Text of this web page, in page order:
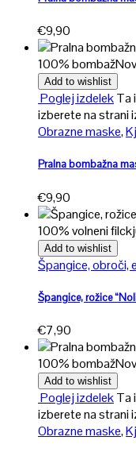
€9,90
100% bombaž
Add to wishlist
Poglej izdelekTa
izberete na strani
Obrazne maske,
Pralna bombažna
€9,90
100% volneni filc
Add to wishlist
Špangice, obroči,
Špangice, rožice
€7,90
100% bombaž
Add to wishlist
Poglej izdelekTa
izberete na strani
Obrazne maske,